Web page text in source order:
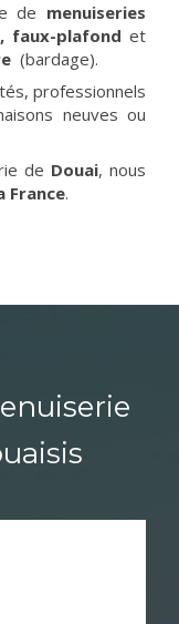
de menuiseries
faux-plafond et
(bardage).
professionnels
neuves ou
de Douai, nous
France.